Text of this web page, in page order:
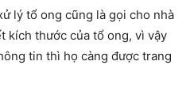
lý tổ ong cũng là gọi cho nhà
kích thước của tổ ong, vì vậy
tin thì họ càng được trang